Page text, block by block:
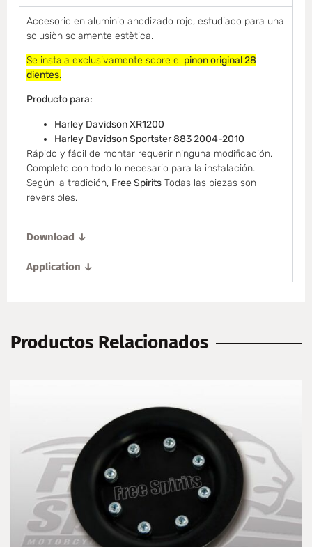
Accesorio en aluminio anodizado rojo, estudiado para una
solusiòn solamente estètica.
Se instala exclusivamente sobre el pinon original 28
dientes.
Producto para:
Harley Davidson XR1200
Harley Davidson Sportster 883 2004-2010
Rápido y fácil de montar requerir ninguna modificación.
Completo con todo lo necesario para la instalación.
Según la tradición, Free Spirits Todas las piezas son
reversibles.
Download ↓
Application ↓
Productos Relacionados